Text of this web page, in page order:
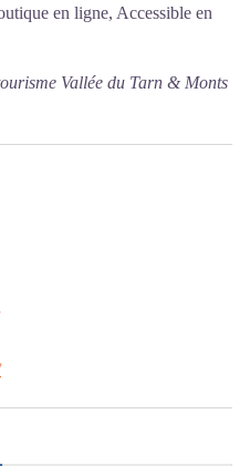
en ligne, Accessible en
Vallée du Tarn & Monts